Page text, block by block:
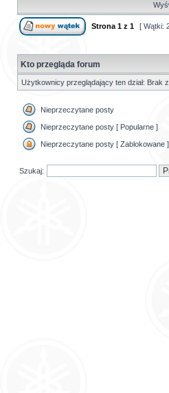
Strona 1 z 1 [ Wątki:
Kto przegląda forum
Użytkownicy przeglądający ten dział: Brak
Nieprzeczytane posty
Nieprzeczytane posty [ Popularne ]
Nieprzeczytane posty [ Zablokowane ]
Szukaj: